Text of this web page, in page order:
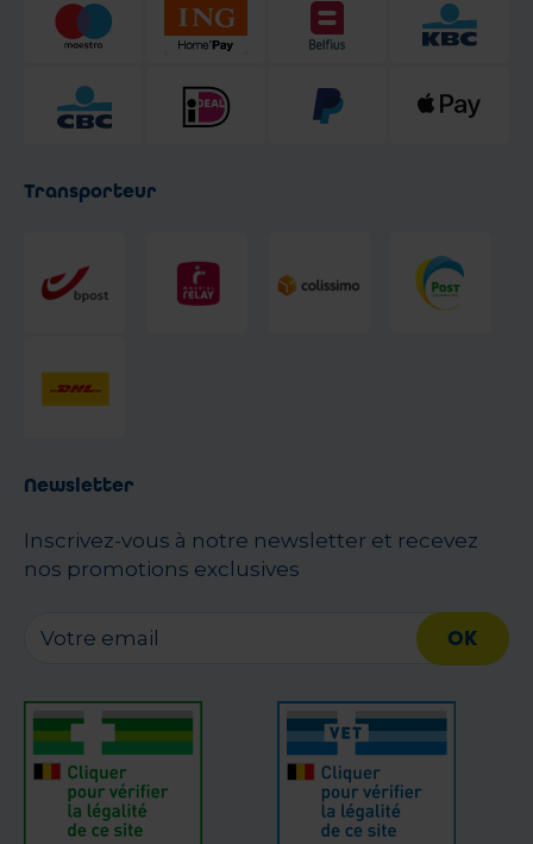
Transporteur
Newsletter
Inscrivez-vous à notre newsletter et recevez
nos promotions exclusives
OK